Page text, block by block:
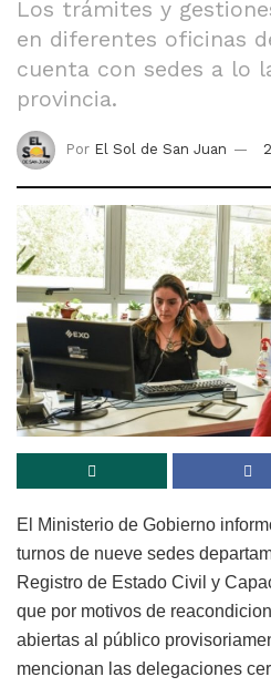
Los trámites y
en diferentes oficinas
cuenta con sedes a lo
provincia.
Por El Sol de San Juan
El Ministerio de Gobierno
turnos de nueve sedes
Registro de Estado Civil y
que por motivos de
abiertas al público
mencionan las delegaciones